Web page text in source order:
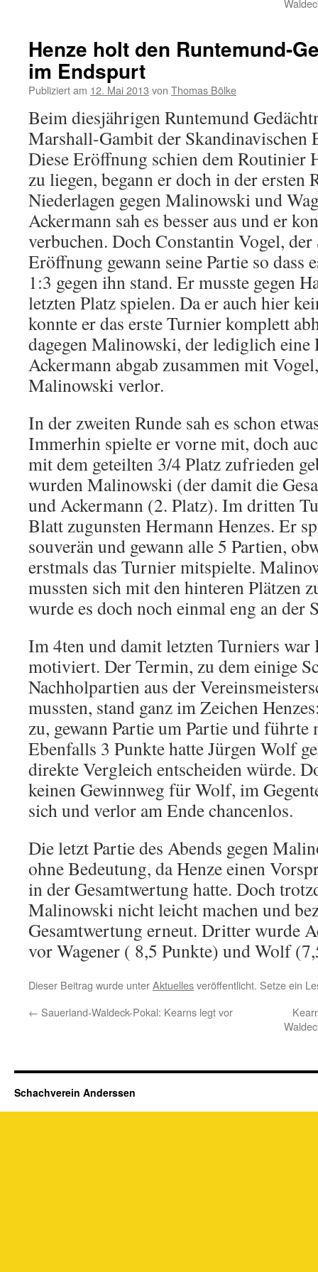
Henze holt den Runtemund-
im Endspurt
Publiziert am 12. Mai 2013 von Thomas Bölke
Beim diesjährigen Runtemund
Marshall-Gambit der Skandinavischen
Diese Eröffnung schien dem Routinier
zu liegen, begann er doch in der ersten
Niederlagen gegen Malinowski und
Ackermann sah es besser aus und er
verbuchen. Doch Constantin Vogel,
Eröffnung gewann seine Partie so dass
1:3 gegen ihn stand. Er musste gegen
letzten Platz spielen. Da er auch hier
konnte er das erste Turnier komplett
dagegen Malinowski, der lediglich eine
Ackermann abgab zusammen mit
Malinowski verlor.
In der zweiten Runde sah es schon
Immerhin spielte er vorne mit, doch
mit dem geteilten 3/4 Platz zufrieden
wurden Malinowski (der damit die
und Ackermann (2. Platz). Im dritten
Blatt zugunsten Hermann Henzes. Er
souverän und gewann alle 5 Partien,
erstmals das Turnier mitspielte.
mussten sich mit den hinteren Plätzen
wurde es doch noch einmal eng an der
Im 4ten und damit letzten Turniers war
motiviert. Der Termin, zu dem einige
Nachholpartien aus der
mussten, stand ganz im Zeichen
zu, gewann Partie um Partie und führte
Ebenfalls 3 Punkte hatte Jürgen Wolf
direkte Vergleich entscheiden würde.
keinen Gewinnweg für Wolf, im
sich und verlor am Ende chancenlos.
Die letzt Partie des Abends gegen
ohne Bedeutung, da Henze einen
in der Gesamtwertung hatte. Doch
Malinowski nicht leicht machen und
Gesamtwertung erneut. Dritter wurde
vor Wagener ( 8,5 Punkte) und Wolf
Dieser Beitrag wurde unterAktuellesveröffentlicht. Setze ein
← Sauerland-Waldeck-Pokal: Kearns legt vor
Schachverein Anderssen